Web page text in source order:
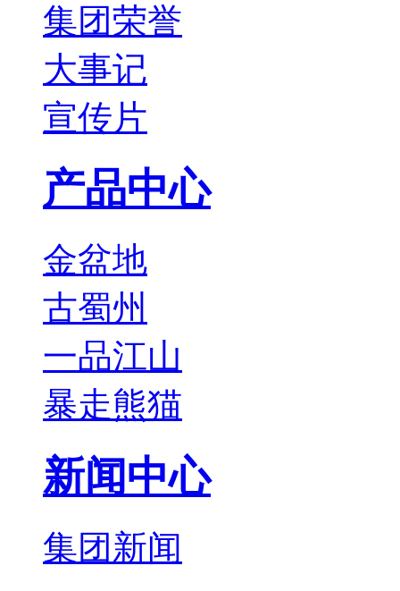
集团荣誉
大事记
宣传片
产品中心
金盆地
古蜀州
一品江山
暴走熊猫
新闻中心
集团新闻